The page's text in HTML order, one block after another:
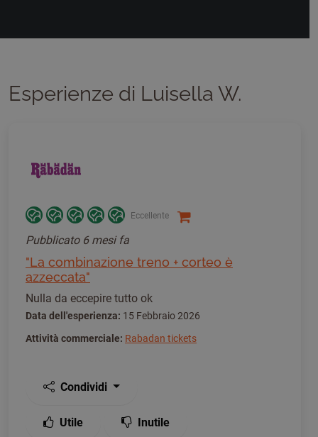
Esperienze di Luisella W.
Eccellente
Pubblicato 6 mesi fa
"La combinazione treno + corteo è
azzeccata"
Nulla da eccepire tutto ok
Data dell'esperienza: 15 Febbraio 2026
Attività commerciale: Rabadan tickets
Condividi
Utile Inutile